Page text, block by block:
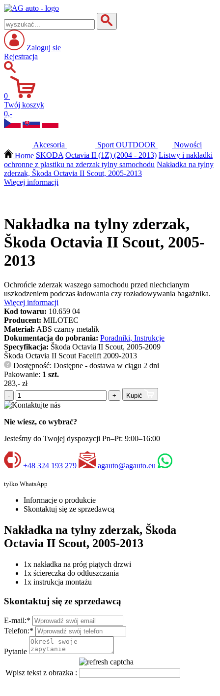
Zaloguj sie
Rejestracja
0
Twój koszyk
0,-
Akcesoria Sport OUTDOOR
Nowości
Home SKODA Octavia II (1Z) (2004 - 2013) Listwy i nakładki
ochronne z plastiku na zderzak tylny samochodu Nakładka na tylny
zderzak, Škoda Octavia II Scout, 2005-2013
Więcej informacji
Nakładka na tylny zderzak,
Škoda Octavia II Scout, 2005-
2013
Ochrońcie zderzak waszego samochodu przed niechcianym
uszkodzeniem podczas ładowania czy rozładowywania bagażnika.
Więcej informacji
Kod towaru: 10.659 04
Producent: MILOTEC
Materiał: ABS czarny metalik
Dokumentacja do pobrania: Poradniki, Instrukcje
Specyfikacja: Škoda Octavia II Scout, 2005-2009
Škoda Octavia II Scout Facelift 2009-2013
?
Dostępność: Dostępne - dostawa w ciągu 2 dni
Pakowanie: 1 szt.
283,- zł
- + Kupić
Nie wiesz, co wybrać?
Jesteśmy do Twojej dyspozycji Pn–Pt: 9:00–16:00
+48 324 193 279 agauto@agauto.eu
tyłko WhatsApp
Informacje o produkcie
Skontaktuj się ze sprzedawcą
Nakładka na tylny zderzak, Škoda
Octavia II Scout, 2005-2013
1x nakładka na próg piątych drzwi
1x ściereczka do odtłuszczania
1x instrukcja montażu
Skontaktuj się ze sprzedawcą
E-mail:*
Telefon:*
Pytanie
Wpisz tekst z obrazka :